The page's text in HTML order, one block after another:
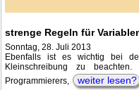
strenge Regeln für
Sonntag, 28. Juli 2013
Ebenfalls ist es wichtig bei
Kleinschreibung zu
Programmierers,
weiter lesen?